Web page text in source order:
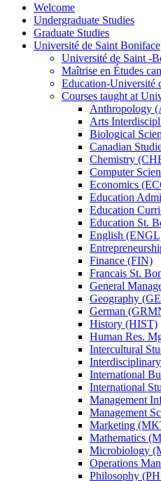
Welcome
Undergraduate Studies
Graduate Studies
Université de Saint Boniface
Université de Saint -​
Maîtrise en Études
Education-​Université
Courses taught at
Anthropology
Arts
Biological
Canadian
Chemistry
Computer
Economics
Education
Education
Education St.
English
Finance (FIN)
Francais St.
General
Geography
German
History (HIST)
Human Res.
Intercultural
International
International
Management
Management
Marketing
Mathematics
Microbiology
Operations
Philosophy